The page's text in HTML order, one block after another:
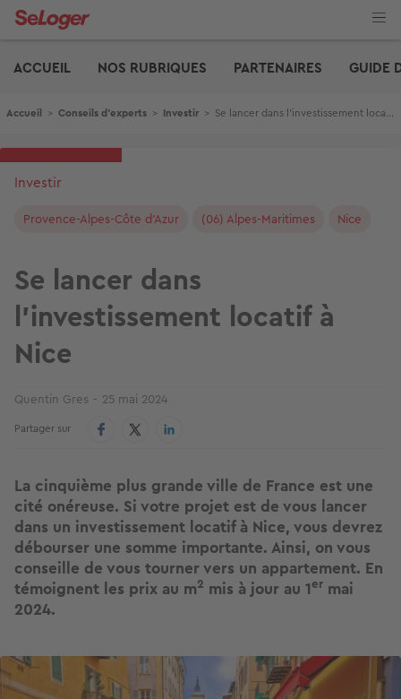
Aller
ACCUEIL
NOS RUBRIQUES PARTENAIRES GUIDE
Fil d'Ariane
Accueil > Conseils d'experts > Investir > Se lancer dans l'investissement locatif à Nice
Investir
Provence-Alpes-Côte d'Azur (06) Alpes-Maritimes Nice
Se lancer dans
l'investissement locatif à
Nice
Quentin Gres 25 mai 2024
Partager sur
La cinquième plus grande ville de France est une
cité onéreuse. Si votre projet est de vous lancer
dans un investissement locatif à Nice, vous devrez
débourser une somme importante. Ainsi, on vous
conseille de vous tourner vers un appartement. En
témoignent les prix au m2 mis à jour au 1er mai
2024.
Image